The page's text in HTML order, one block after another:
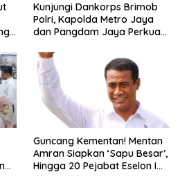
Kunjungi Dankorps Brimob
Polri, Kapolda Metro Jaya
dan Pangdam Jaya Perkuat
Guncang Kementan! Mentan
Amran Siapkan ‘Sapu Besar’,
Hingga 20 Pejabat Eselon I